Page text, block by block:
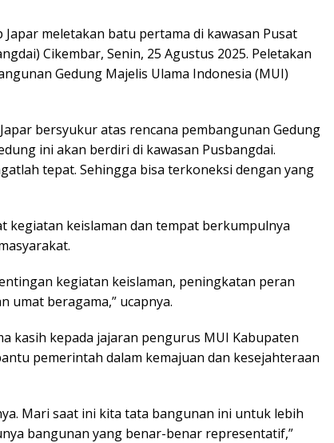
Japar meletakan batu pertama di kawasan Pusat
Cikembar, Senin, 25 Agustus 2025. Peletakan
Gedung Majelis Ulama Indonesia (MUI)
bersyukur atas rencana pembangunan Gedung
ini akan berdiri di kawasan Pusbangdai.
tepat. Sehingga bisa terkoneksi dengan yang
kegiatan keislaman dan tempat berkumpulnya
kegiatan keislaman, peningkatan peran
umat beragama,” ucapnya.
kasih kepada jajaran pengurus MUI Kabupaten
pemerintah dalam kemajuan dan kesejahteraan
Mari saat ini kita tata bangunan ini untuk lebih
bangunan yang benar-benar representatif,”